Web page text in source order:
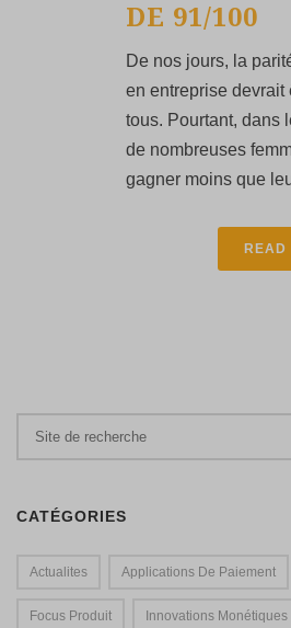
DE 91/100
De nos jours, la
en entreprise devrait
tous. Pourtant, dans
de nombreuses
gagner moins que
READ
CATÉGORIES
Actualites Applications De Paiement
Focus Produit Innovations Monétiques